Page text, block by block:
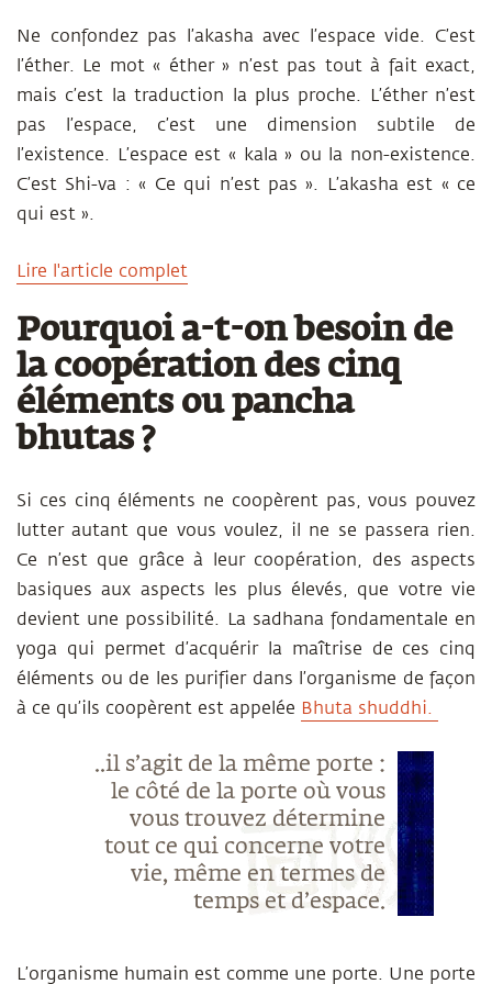
Ne confondez pas l’akasha avec l’espace vide. C’est
l’éther. Le mot « éther » n’est pas tout à fait exact,
mais c’est la traduction la plus proche. L’éther n’est
pas l’espace, c’est une dimension subtile de
l’existence. L’espace est « kala » ou la non-existence.
C’est Shi-va : « Ce qui n’est pas ». L’akasha est « ce
qui est ».
Lire l'article complet
Pourquoi a-t-on besoin de
la coopération des cinq
éléments ou pancha
bhutas ?
Si ces cinq éléments ne coopèrent pas, vous pouvez
lutter autant que vous voulez, il ne se passera rien.
Ce n’est que grâce à leur coopération, des aspects
basiques aux aspects les plus élevés, que votre vie
devient une possibilité. La sadhana fondamentale en
yoga qui permet d’acquérir la maîtrise de ces cinq
éléments ou de les purifier dans l’organisme de façon
à ce qu’ils coopèrent est appelée Bhuta shuddhi.
..il s’agit de la même porte :
le côté de la porte où vous
vous trouvez détermine
tout ce qui concerne votre
vie, même en termes de
temps et d’espace.
L’organisme humain est comme une porte. Une porte